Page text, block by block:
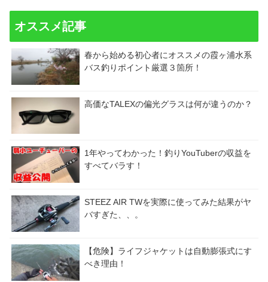
オススメ記事
春から始める初心者にオススメの霞ヶ浦水系
バス釣りポイント厳選３箇所！
高価なTALEXの偏光グラスは何が違うのか？
1年やってわかった！釣りYouTuberの収益を
すべてバラす！
STEEZ AIR TWを実際に使ってみた結果がヤ
バすぎた、、。
【危険】ライフジャケットは自動膨張式にす
べき理由！